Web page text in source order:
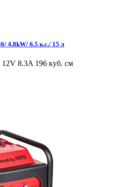
4.8kW/ 6.5 к.с./ 15 л
12V 8.3A 196 куб. см